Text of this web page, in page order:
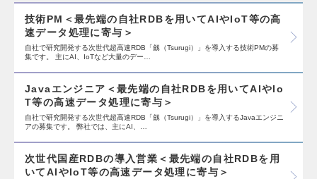
技術PM＜最先端の自社RDBを用いてAIやIoT等の高
速データ処理に寄与＞
自社で研究開発する次世代超高速RDB「劔（Tsurugi）」を導入する技術PMの募
集です。 主にAI、IoTなど大量のデー…
Javaエンジニア＜最先端の自社RDBを用いてAIやIo
T等の高速データ処理に寄与＞
自社で研究開発する次世代超高速RDB「劔（Tsurugi）」を導入するJavaエンジニ
アの募集です。 弊社では、主にAI、…
次世代国産RDBの導入営業＜最先端の自社RDBを用
いてAIやIoT等の高速データ処理に寄与＞